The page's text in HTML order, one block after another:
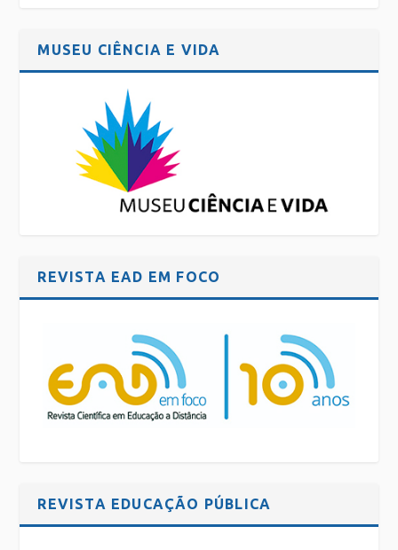
MUSEU CIÊNCIA E VIDA
REVISTA EAD EM FOCO
REVISTA EDUCAÇÃO PÚBLICA